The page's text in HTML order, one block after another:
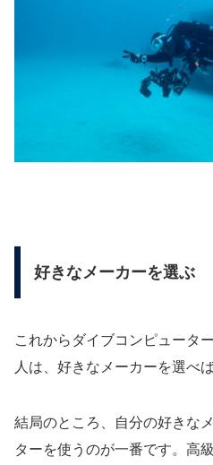
好きなメーカーを選ぶ
これからダイブコンピュータ
人は、好きなメーカーを選べ
結局のところ、自分の好きな
ターを使うのが一番です。高